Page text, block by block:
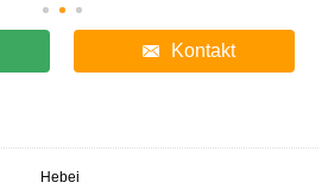
Kontakt
Hebei